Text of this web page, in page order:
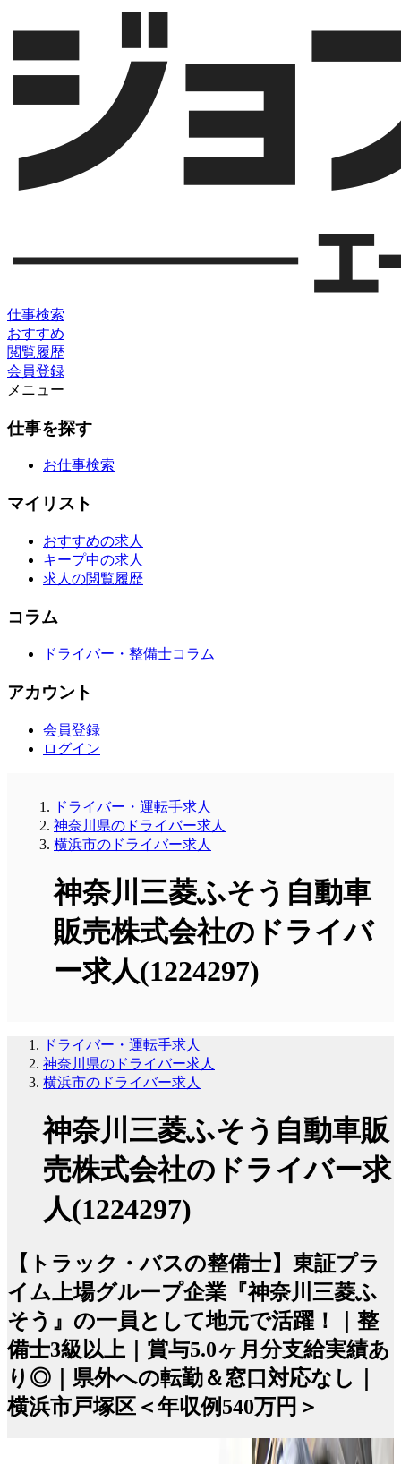
仕事検索
おすすめ
閲覧履歴
会員登録
メニュー
仕事を探す
お仕事検索
マイリスト
おすすめの求人
キープ中の求人
求人の閲覧履歴
コラム
ドライバー・整備士コラム
アカウント
会員登録
ログイン
ドライバー・運転手求人
神奈川県のドライバー求人
横浜市のドライバー求人
神奈川三菱ふそう自動車
販売株式会社のドライバ
ー求人(1224297)
ドライバー・運転手求人
神奈川県のドライバー求人
横浜市のドライバー求人
神奈川三菱ふそう自動車販
売株式会社のドライバー求
人(1224297)
【トラック・バスの整備士】東証プラ
イム上場グループ企業『神奈川三菱ふ
そう』の一員として地元で活躍！｜整
備士3級以上｜賞与5.0ヶ月分支給実績あ
り◎｜県外への転勤＆窓口対応なし｜
横浜市戸塚区＜年収例540万円＞